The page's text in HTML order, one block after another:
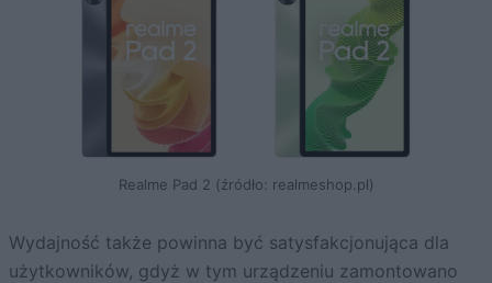
Realme Pad 2 (źródło: realmeshop.pl)
Wydajność także powinna być satysfakcjonująca dla
użytkowników, gdyż w tym urządzeniu zamontowano